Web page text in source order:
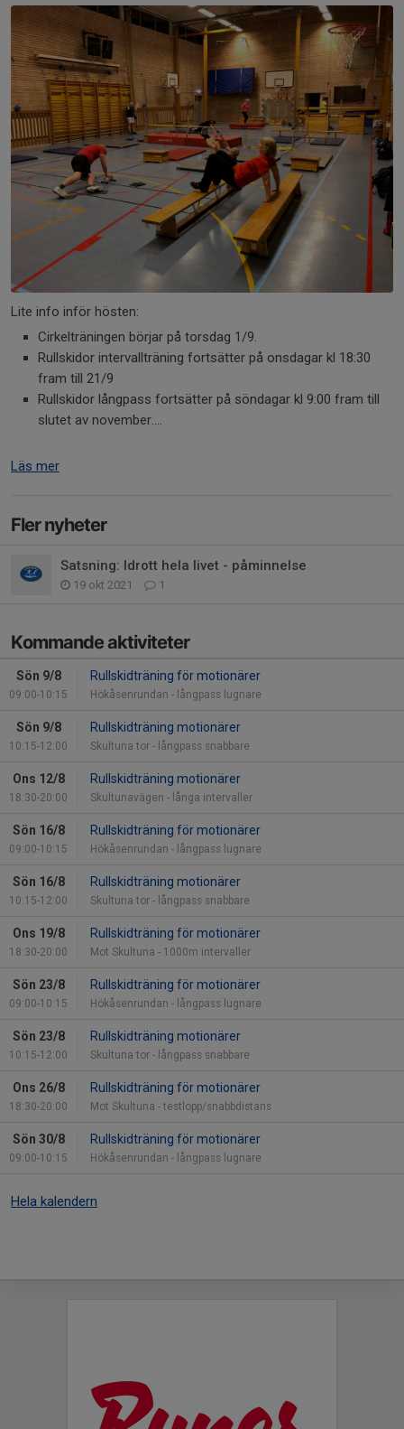
Lite info inför hösten:
Cirkelträningen börjar på torsdag 1/9.
Rullskidor intervallträning fortsätter på onsdagar kl 18:30
fram till 21/9
Rullskidor långpass fortsätter på söndagar kl 9:00 fram till
slutet av november....
Läs mer
Fler nyheter
Satsning: Idrott hela livet - påminnelse
19 okt 2021 1
Kommande aktiviteter
Sön 9/8
09:00-10:15
Rullskidträning för motionärer
Hökåsenrundan - långpass lugnare
Sön 9/8
10:15-12:00
Rullskidträning motionärer
Skultuna tor - långpass snabbare
Ons 12/8
18:30-20:00
Rullskidträning motionärer
Skultunavägen - långa intervaller
Sön 16/8
09:00-10:15
Rullskidträning för motionärer
Hökåsenrundan - långpass lugnare
Sön 16/8
10:15-12:00
Rullskidträning motionärer
Skultuna tor - långpass snabbare
Ons 19/8
18:30-20:00
Rullskidträning för motionärer
Mot Skultuna - 1000m intervaller
Sön 23/8
09:00-10:15
Rullskidträning för motionärer
Hökåsenrundan - långpass lugnare
Sön 23/8
10:15-12:00
Rullskidträning motionärer
Skultuna tor - långpass snabbare
Ons 26/8
18:30-20:00
Rullskidträning för motionärer
Mot Skultuna - testlopp/snabbdistans
Sön 30/8
09:00-10:15
Rullskidträning för motionärer
Hökåsenrundan - långpass lugnare
Hela kalendern